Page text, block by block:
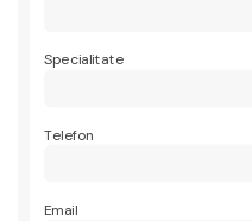
Specialitate
Telefon
Email